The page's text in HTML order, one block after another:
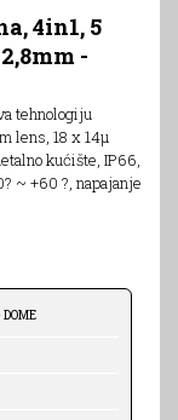
4in1, 5
-
tehnologiju
lens, 18 x 14µ
kućište, IP66,
~ +60 ?, napajanje